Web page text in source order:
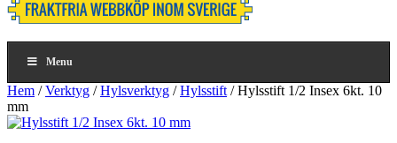
Menu
Hem /Verktyg /Hylsverktyg /Hylsstift / Hylsstift 1/2 Insex 6kt. 10
mm